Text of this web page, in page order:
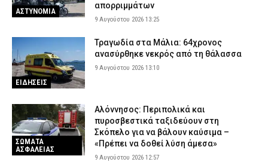
ΑΣΤΥΝΟΜΙΑ
απορριμμάτων
9 Αυγούστου 2026 13:25
ΕΙΔΗΣΕΙΣ
Τραγωδία στα Μάλια: 64χρονος
ανασύρθηκε νεκρός από τη θάλασσα
9 Αυγούστου 2026 13:10
ΣΩΜΑΤΑ
ΑΣΦΑΛΕΙΑΣ
Αλόννησος: Περιπολικά και
πυροσβεστικά ταξιδεύουν στη
Σκόπελο για να βάλουν καύσιμα –
«Πρέπει να δοθεί λύση άμεσα»
9 Αυγούστου 2026 12:57